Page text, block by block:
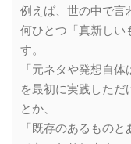
例えば、世の中で言
何ひとつ「真新しい
す。
「元ネタや発想自
を最初に実践しただ
とか、
「既存のあるもの